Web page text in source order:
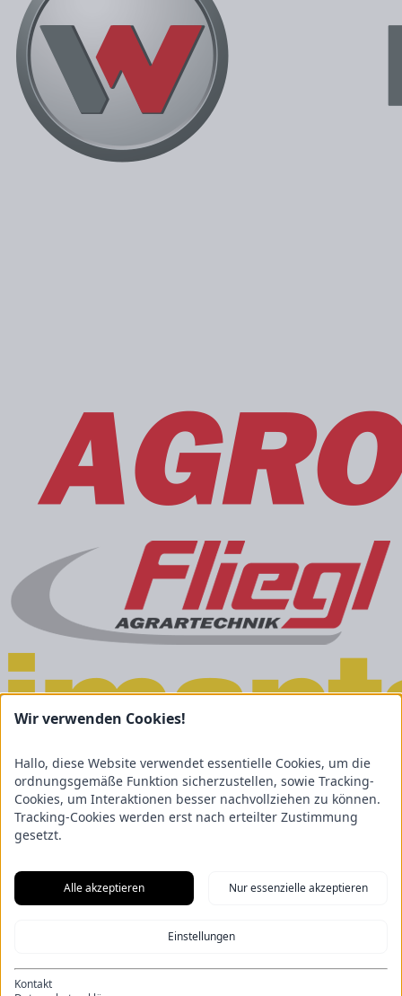
Newsletter
Wir verwenden Cookies!
Hallo, diese Website verwendet essentielle Cookies, um die
ordnungsgemäße Funktion sicherzustellen, sowie Tracking-
Cookies, um Interaktionen besser nachvollziehen zu können.
Tracking-Cookies werden erst nach erteilter Zustimmung
gesetzt.
Alle akzeptieren Nur essenzielle akzeptieren
Einstellungen
Kontakt